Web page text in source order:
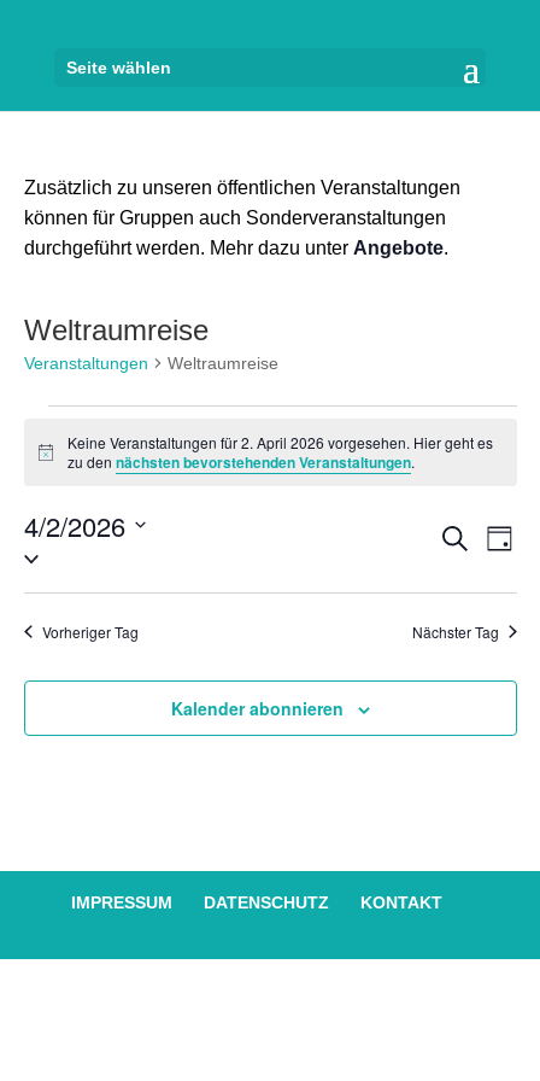
Seite wählen
Zusätzlich zu unseren öffentlichen Veranstaltungen
können für Gruppen auch Sonderveranstaltungen
durchgeführt werden. Mehr dazu unter Angebote.
Weltraumreise
Veranstaltungen Weltraumreise
für
April
2026
Hinweis
Keine Veranstaltungen für 2. April 2026 vorgesehen. Hier geht es
zu den nächsten bevorstehenden Veranstaltungen.
Suche
Tag
4/2/2026
Datum
Vorheriger Tag Nächster Tag
Kalender abonnieren
IMPRESSUM DATENSCHUTZ KONTAKT